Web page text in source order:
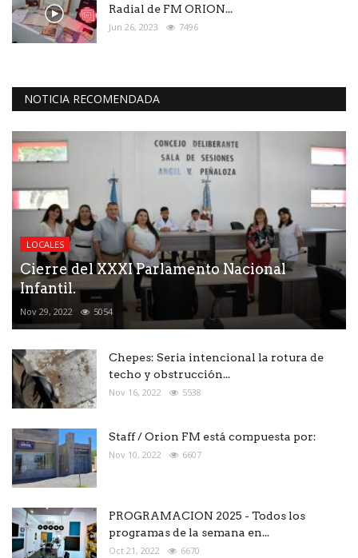
Radial de FM ORION...
Jun 26, 2023 7496
NOTICIA RECOMENDADA
LOCALES
Cierre del XXXI Parlamento Nacional
Infantil.
Nov 29, 2022 5054
Chepes: Seria intencional la rotura de
techo y obstrucción...
Nov 16, 2022 5538
Staff / Orion FM está compuesta por:
Nov 10, 2022 6607
PROGRAMACION 2025 - Todos los
programas de la semana en...
Oct 21, 2022 6670